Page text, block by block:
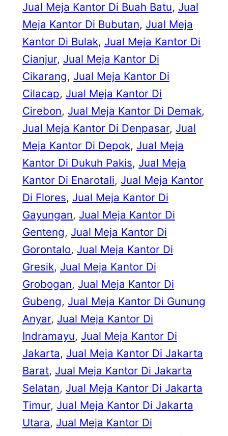
Jual Meja Kantor Di Buah Batu, Jual
Meja Kantor Di Bubutan, Jual Meja
Kantor Di Bulak, Jual Meja Kantor Di
Cianjur, Jual Meja Kantor Di
Cikarang, Jual Meja Kantor Di
Cilacap, Jual Meja Kantor Di
Cirebon, Jual Meja Kantor Di Demak
Jual Meja Kantor Di Denpasar, Jual
Meja Kantor Di Depok, Jual Meja
Kantor Di Dukuh Pakis, Jual Meja
Kantor Di Enarotali, Jual Meja Kantor
Di Flores, Jual Meja Kantor Di
Gayungan, Jual Meja Kantor Di
Genteng, Jual Meja Kantor Di
Gorontalo, Jual Meja Kantor Di
Gresik, Jual Meja Kantor Di
Grobogan, Jual Meja Kantor Di
Gubeng, Jual Meja Kantor Di Gunung
Anyar, Jual Meja Kantor Di
Indramayu, Jual Meja Kantor Di
Jakarta, Jual Meja Kantor Di Jakarta
Barat, Jual Meja Kantor Di Jakarta
Selatan, Jual Meja Kantor Di Jakarta
Timur, Jual Meja Kantor Di Jakarta
Utara, Jual Meja Kantor Di